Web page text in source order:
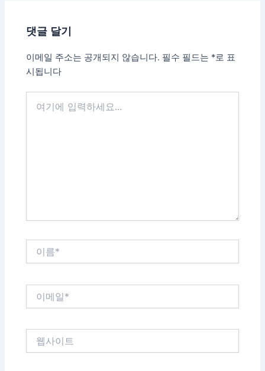
댓글 달기
이메일 주소는 공개되지 않습니다. 필수 필드는 *로 표
시됩니다